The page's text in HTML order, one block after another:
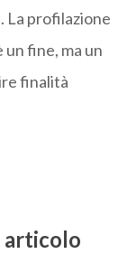
La profilazione
un fine, ma un
finalità
articolo